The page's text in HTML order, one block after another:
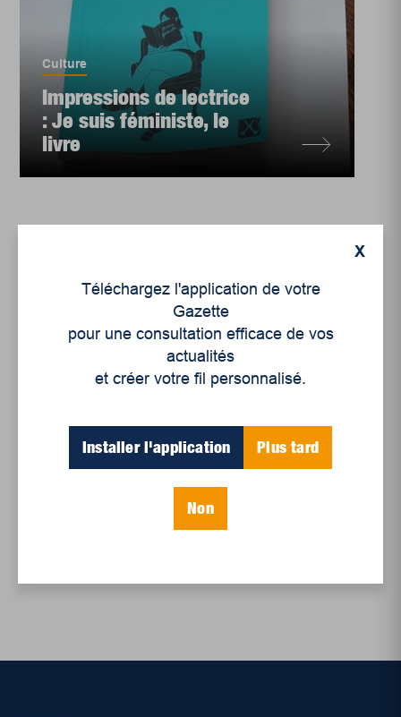
Culture
Impressions de lectrice
: Je suis féministe, le
livre
Culture
Impressions de lectrice
: La langue rapaillée :
combattre l’inséc...
X
Téléchargez l'application de votre
Gazette
pour une consultation efficace de vos
actualités
et créer votre fil personnalisé.
Installer l'application Plus tard
Non